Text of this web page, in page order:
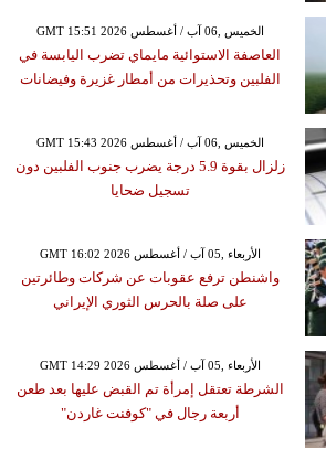
GMT 15:51 2026 الخميس ,06 آب / أغسطس
العاصفة الاستوائية مايماي تضرب اليابسة في
الفلبين وتحذيرات من أمطار غزيرة وفيضانات
GMT 15:43 2026 الخميس ,06 آب / أغسطس
زلزال بقوة 5.9 درجة يضرب جنوب الفلبين دون
تسجيل ضحايا
GMT 16:02 2026 الأربعاء ,05 آب / أغسطس
واشنطن ترفع عقوبات عن شركات وطائرتين
على صلة بالحرس الثوري الإيراني
GMT 14:29 2026 الأربعاء ,05 آب / أغسطس
الشرطة تعتقل إمرأة تم القبض عليها بعد طعن
أربعة رجال في "كوفنت غاردن"